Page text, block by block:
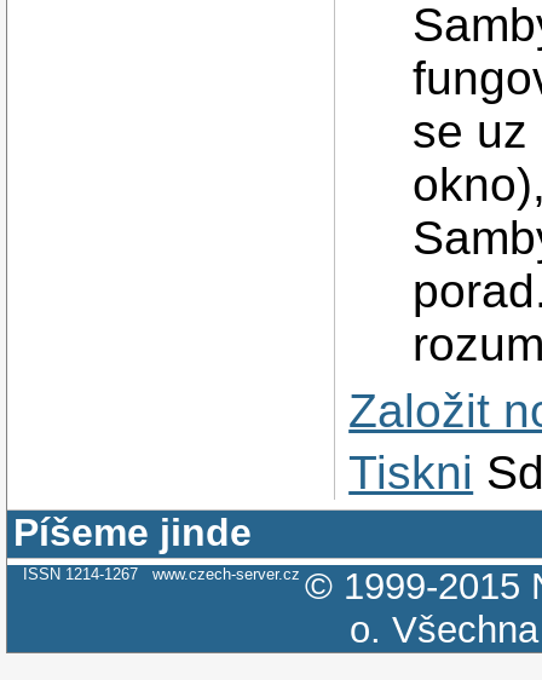
se uz
Založit
Tiskni
Píšeme jinde
ISSN 1214-1267 www.czech-server.cz © 1999-2015
o.